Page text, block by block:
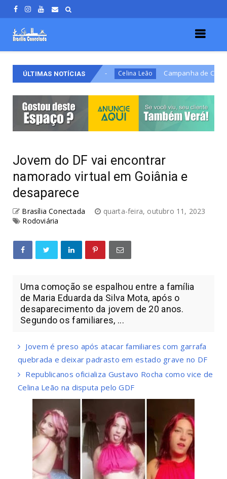
ÚLTIMAS NOTÍCIAS
Definitiva Celina Leão Campanha de Celina apresenta
Jovem do DF vai encontrar
namorado virtual em Goiânia e
desaparece
Brasília Conectada
quarta-feira, outubro 11, 2023
Rodoviária
Uma comoção se espalhou entre a família
de Maria Eduarda da Silva Mota, após o
desaparecimento da jovem de 20 anos.
Segundo os familiares, ...
Jovem é preso após atacar familiares com garrafa
quebrada e deixar padrasto em estado grave no DF
Republicanos oficializa Gustavo Rocha como vice de
Celina Leão na disputa pelo GDF